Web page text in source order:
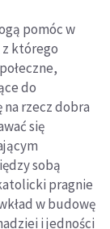
pomóc w
którego
do
na rzecz dobra
się
sobą
pragnie
w budowę
i jedności